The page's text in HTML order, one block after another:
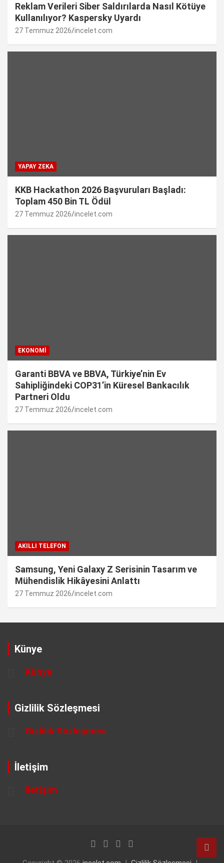
Reklam Verileri Siber Saldırılarda Nasıl Kötüye
Kullanılıyor? Kaspersky Uyardı
27 Temmuz 2026 incelet.com
YAPAY ZEKA
KKB Hackathon 2026 Başvuruları Başladı:
Toplam 450 Bin TL Ödül
27 Temmuz 2026 incelet.com
EKONOMI
Garanti BBVA ve BBVA, Türkiye’nin Ev
Sahipliğindeki COP31’in Küresel Bankacılık
Partneri Oldu
27 Temmuz 2026 incelet.com
AKILLI TELEFON
Samsung, Yeni Galaxy Z Serisinin Tasarım ve
Mühendislik Hikâyesini Anlattı
27 Temmuz 2026 incelet.com
Künye
Künye
Gizlilik Sözleşmesi
Gizlilik Sözleşmesi
İletişim
İletişim